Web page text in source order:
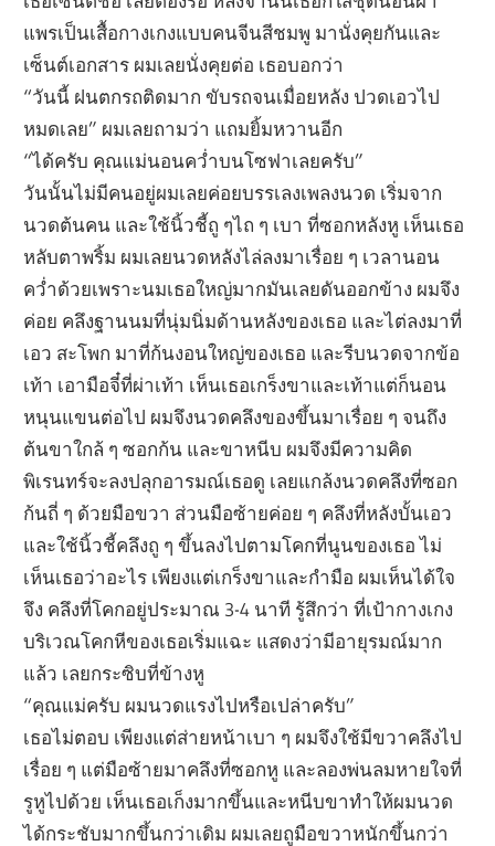
แพรเป็นเสื้อกางเกงแบบคนจีนสีชมพู มานั่งคุยกันและ
เซ็นต์เอกสาร ผมเลยนั่งคุยต่อ เธอบอกว่า
“วันนี้ ฝนตกรถติดมาก ขับรถจนเมื่อยหลัง ปวดเอวไป
หมดเลย” ผมเลยถามว่า แถมยิ้มหวานอีก
“ได้ครับ คุณแม่นอนคว่ำบนโซฟาเลยครับ”
วันนั้นไม่มีคนอยู่ผมเลยค่อยบรรเลงเพลงนวด เริ่มจาก
นวดต้นคน และใช้นิ้วชี้ถู ๆไถ ๆ เบา ที่ซอกหลังหู เห็นเธอ
หลับตาพริ้ม ผมเลยนวดหลังไล่ลงมาเรื่อย ๆ เวลานอน
คว่ำด้วยเพราะนมเธอใหญ่มากมันเลยดันออกข้าง ผมจึง
ค่อย คลึงฐานนมที่นุ่มนิ่มด้านหลังของเธอ และไต่ลงมาที่
เอว สะโพก มาที่ก้นงอนใหญ่ของเธอ และรีบนวดจากข้อ
เท้า เอามือจี๋ที่ผ่าเท้า เห็นเธอเกร็งขาและเท้าแต่ก็นอน
หนุนแขนต่อไป ผมจึงนวดคลึงของขึ้นมาเรื่อย ๆ จนถึง
ต้นขาใกล้ ๆ ซอกก้น และขาหนีบ ผมจึงมีความคิด
พิเรนทร์จะลงปลุกอารมณ์เธอดู เลยแกล้งนวดคลึงที่ซอก
ก้นถี่ ๆ ด้วยมือขวา ส่วนมือซ้ายค่อย ๆ คลึงที่หลังบั้นเอว
และใช้นิ้วชี้คลึงถู ๆ ขึ้นลงไปตามโคกที่นูนของเธอ ไม่
เห็นเธอว่าอะไร เพียงแต่เกร็งขาและกำมือ ผมเห็นได้ใจ
จึง คลึงที่โคกอยู่ประมาณ 3-4 นาที รู้สึกว่า ที่เป้ากางเกง
บริเวณโคกหีของเธอเริ่มแฉะ แสดงว่ามีอายุรมณ์มาก
แล้ว เลยกระซิบที่ข้างหู
“คุณแม่ครับ ผมนวดแรงไปหรือเปล่าครับ”
เธอไม่ตอบ เพียงแต่ส่ายหน้าเบา ๆ ผมจึงใช้มีขวาคลึงไป
เรื่อย ๆ แต่มือซ้ายมาคลึงที่ซอกหู และลองพ่นลมหายใจที่
รูหูไปด้วย เห็นเธอเก็งมากขึ้นและหนีบขาทำให้ผมนวด
ได้กระชับมากขึ้นกว่าเดิม ผมเลยถูมือขวาหนักขึ้นกว่า